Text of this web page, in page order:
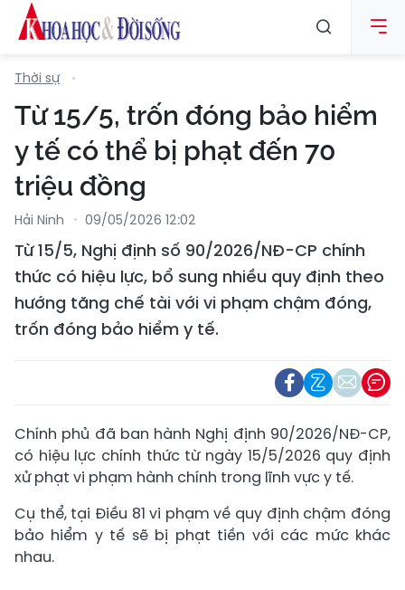
Thời sự
Từ 15/5, trốn đóng bảo hiểm
y tế có thể bị phạt đến 70
triệu đồng
Hải Ninh 09/05/2026 12:02
Từ 15/5, Nghị định số 90/2026/NĐ-CP chính
thức có hiệu lực, bổ sung nhiều quy định theo
hướng tăng chế tài với vi phạm chậm đóng,
trốn đóng bảo hiểm y tế.
Chính phủ đã ban hành Nghị định 90/2026/NĐ-CP,
có hiệu lực chính thức từ ngày 15/5/2026 quy định
xử phạt vi phạm hành chính trong lĩnh vực y tế.
Cụ thể, tại Điều 81 vi phạm về quy định chậm đóng
bảo hiểm y tế sẽ bị phạt tiền với các mức khác
nhau.